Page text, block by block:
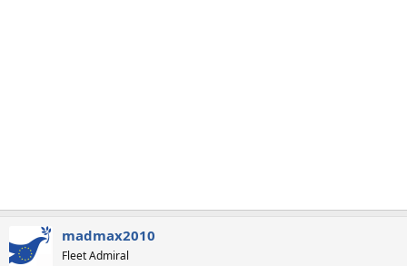
madmax2010
Fleet Admiral